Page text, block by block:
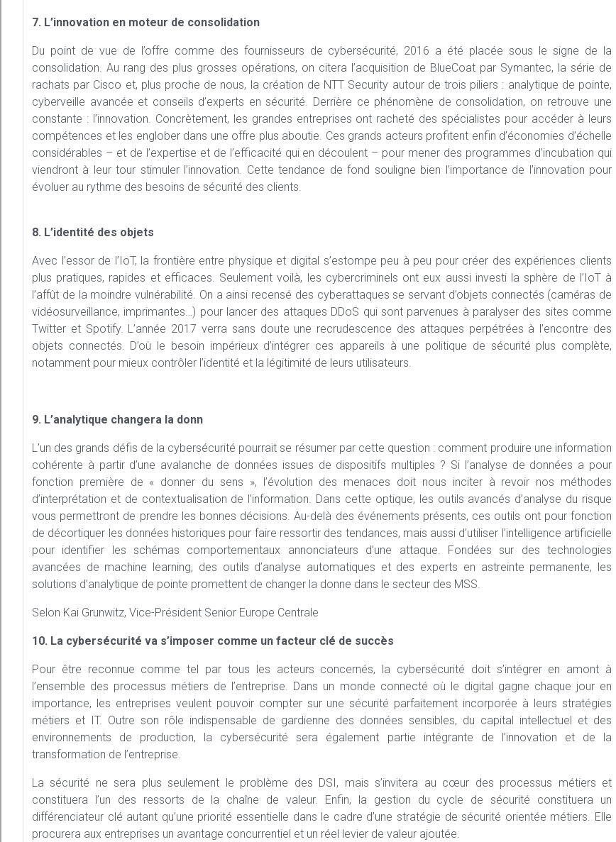
7. L’innovation en moteur de consolidation
Du point de vue de l’offre comme des fournisseurs de cybersécurité, 2016 a été placée sous le signe de la
consolidation. Au rang des plus grosses opérations, on citera l’acquisition de BlueCoat par Symantec, la série de
rachats par Cisco et, plus proche de nous, la création de NTT Security autour de trois piliers : analytique de pointe,
cyberveille avancée et conseils d’experts en sécurité. Derrière ce phénomène de consolidation, on retrouve une
constante : l’innovation. Concrètement, les grandes entreprises ont racheté des spécialistes pour accéder à leurs
compétences et les englober dans une offre plus aboutie. Ces grands acteurs profitent enfin d’économies d’échelle
considérables – et de l’expertise et de l’efficacité qui en découlent – pour mener des programmes d’incubation qui
viendront à leur tour stimuler l’innovation. Cette tendance de fond souligne bien l’importance de l’innovation pour
évoluer au rythme des besoins de sécurité des clients.
8. L’identité des objets
Avec l’essor de l’IoT, la frontière entre physique et digital s’estompe peu à peu pour créer des expériences clients
plus pratiques, rapides et efficaces. Seulement voilà, les cybercriminels ont eux aussi investi la sphère de l’IoT à
l’affût de la moindre vulnérabilité. On a ainsi recensé des cyberattaques se servant d’objets connectés (caméras de
vidéosurveillance, imprimantes…) pour lancer des attaques DDoS qui sont parvenues à paralyser des sites comme
Twitter et Spotify. L’année 2017 verra sans doute une recrudescence des attaques perpétrées à l’encontre des
objets connectés. D’où le besoin impérieux d’intégrer ces appareils à une politique de sécurité plus complète,
notamment pour mieux contrôler l’identité et la légitimité de leurs utilisateurs.
9. L’analytique changera la donn
L’un des grands défis de la cybersécurité pourrait se résumer par cette question : comment produire une information
cohérente à partir d’une avalanche de données issues de dispositifs multiples ? Si l’analyse de données a pour
fonction première de « donner du sens », l’évolution des menaces doit nous inciter à revoir nos méthodes
d’interprétation et de contextualisation de l’information. Dans cette optique, les outils avancés d’analyse du risque
vous permettront de prendre les bonnes décisions. Au-delà des événements présents, ces outils ont pour fonction
de décortiquer les données historiques pour faire ressortir des tendances, mais aussi d’utiliser l’intelligence artificielle
pour identifier les schémas comportementaux annonciateurs d’une attaque. Fondées sur des technologies
avancées de machine learning, des outils d’analyse automatiques et des experts en astreinte permanente, les
solutions d’analytique de pointe promettent de changer la donne dans le secteur des MSS.
Selon Kai Grunwitz, Vice-Président Senior Europe Centrale
10. La cybersécurité va s’imposer comme un facteur clé de succès
Pour être reconnue comme tel par tous les acteurs concernés, la cybersécurité doit s’intégrer en amont à
l’ensemble des processus métiers de l’entreprise. Dans un monde connecté où le digital gagne chaque jour en
importance, les entreprises veulent pouvoir compter sur une sécurité parfaitement incorporée à leurs stratégies
métiers et IT. Outre son rôle indispensable de gardienne des données sensibles, du capital intellectuel et des
environnements de production, la cybersécurité sera également partie intégrante de l’innovation et de la
transformation de l’entreprise.
La sécurité ne sera plus seulement le problème des DSI, mais s’invitera au cœur des processus métiers et
constituera l’un des ressorts de la chaîne de valeur. Enfin, la gestion du cycle de sécurité constituera un
différenciateur clé autant qu’une priorité essentielle dans le cadre d’une stratégie de sécurité orientée métiers. Elle
procurera aux entreprises un avantage concurrentiel et un réel levier de valeur ajoutée.